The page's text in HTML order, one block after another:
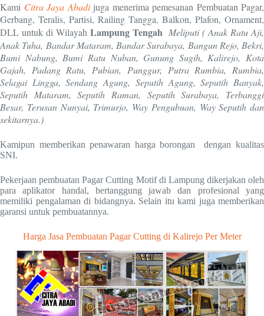
Kami Citra Jaya Abadijuga menerima pemesanan Pembuatan Pagar,
Gerbang, Teralis, Partisi, Railing Tangga, Balkon, Plafon, Ornament,
DLL untuk di Wilayah Lampung Tengah Meliputi ( Anak Ratu Aji,
Anak Tuha, Bandar Mataram, Bandar Surabaya, Bangun Rejo, Bekri,
Bumi Nabung, Bumi Ratu Nuban, Gunung Sugih, Kalirejo, Kota
Gajah, Padang Ratu, Pubian, Punggur, Putra Rumbia, Rumbia,
Selagai Lingga, Sendang Agung, Seputih Agung, Seputih Banyak,
Seputih Mataram, Seputih Raman, Seputih Surabaya, Terbanggi
Besar, Terusan Nunyai, Trimurjo, Way Pengubuan, Way Seputih dan
sekitarnya.)
Kamipun memberikan penawaran harga borongan dengan kualitas
SNI.
Pekerjaan pembuatan Pagar Cutting Motif di Lampung dikerjakan oleh
para aplikator handal, bertanggung jawab dan profesional yang
memiliki pengalaman di bidangnya. Selain itu kami juga memberikan
garansi untuk pembuatannya.
Harga Jasa Pembuatan Pagar Cutting di Kalirejo Per Meter